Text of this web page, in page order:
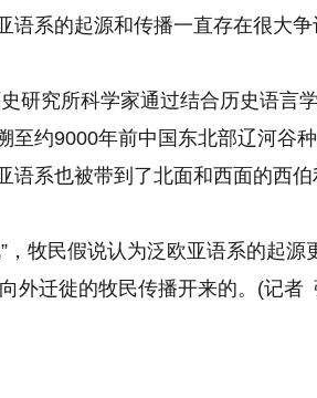
语系的起源和传播一直存在很大
研究所科学家通过结合历史语言
至约9000年前中国东北部辽河谷
语系也被带到了北面和西面的西
，牧民假说认为泛欧亚语系的起源
外迁徙的牧民传播开来的。(记者